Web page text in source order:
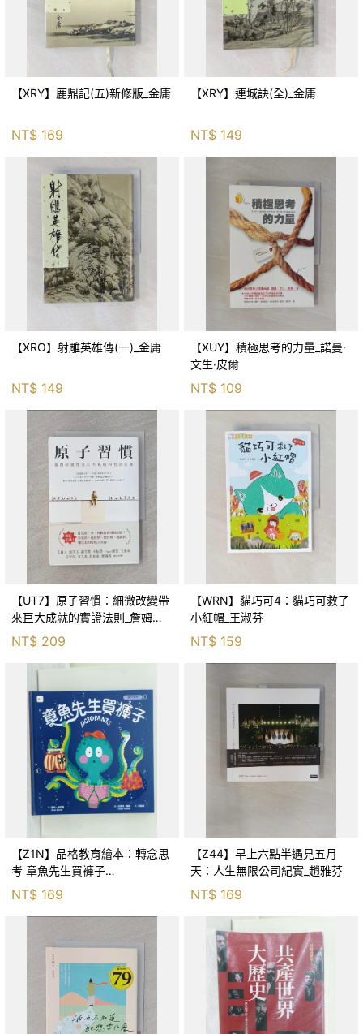
【XRY】鹿鼎記(五)新修版_金庸
NT$ 169
【XRY】連城訣(全)_金庸
NT$ 149
【XRO】射雕英雄傳(一)_金庸
NT$ 149
【XUY】積極思考的力量_諾曼‧
文生‧皮爾
NT$ 109
【UT7】原子習慣：細微改變帶
來巨大成就的實證法則_詹姆斯‧
克利爾, 蔡世偉
NT$ 209
【WRN】貓巧可4：貓巧可救了
小紅帽_王淑芬
NT$ 159
【Z1N】品格教育繪本：轉念思
考 章魚先生買褲子
(Octopants)_蘇西‧西尼爾, 黃筱
NT$ 169
【Z44】早上六點半遇見五月
天：人生無限公司紀實_趙雅芬
NT$ 169